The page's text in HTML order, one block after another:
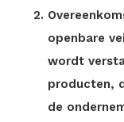
openbare
wordt
producten,
de